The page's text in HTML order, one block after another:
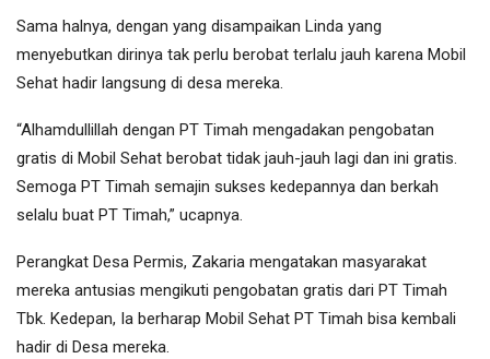
Sama halnya, dengan yang disampaikan Linda yang
menyebutkan dirinya tak perlu berobat terlalu jauh karena Mobil
Sehat hadir langsung di desa mereka.
“Alhamdullillah dengan PT Timah mengadakan pengobatan
gratis di Mobil Sehat berobat tidak jauh-jauh lagi dan ini gratis.
Semoga PT Timah semajin sukses kedepannya dan berkah
selalu buat PT Timah,” ucapnya.
Perangkat Desa Permis, Zakaria mengatakan masyarakat
mereka antusias mengikuti pengobatan gratis dari PT Timah
Tbk. Kedepan, Ia berharap Mobil Sehat PT Timah bisa kembali
hadir di Desa mereka.